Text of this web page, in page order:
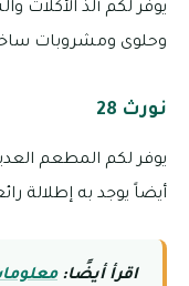
يوفر لكم ألذ الأكلات
وحلوى ومشروبات
نورث 28
يوفر لكم المطعم
أيضاً يوجد به إطلالة
اقرأ أيضًا: